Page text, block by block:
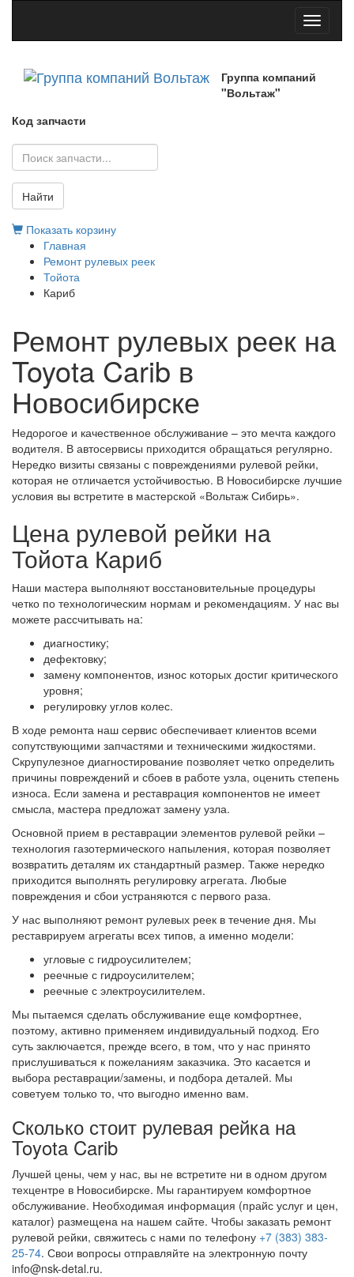
Toggle
Группа компаний
"Вольтаж"
Код запчасти
Найти
Показать корзину
Главная
Ремонт рулевых реек
Тойота
Кариб
Ремонт рулевых реек на
Toyota Carib в
Новосибирске
Недорогое и качественное обслуживание – это мечта каждого
водителя. В автосервисы приходится обращаться регулярно.
Нередко визиты связаны с повреждениями рулевой рейки,
которая не отличается устойчивостью. В Новосибирске лучшие
условия вы встретите в мастерской «Вольтаж Сибирь».
Цена рулевой рейки на
Тойота Кариб
Наши мастера выполняют восстановительные процедуры
четко по технологическим нормам и рекомендациям. У нас вы
можете рассчитывать на:
диагностику;
дефектовку;
замену компонентов, износ которых достиг критического
уровня;
регулировку углов колес.
В ходе ремонта наш сервис обеспечивает клиентов всеми
сопутствующими запчастями и техническими жидкостями.
Скрупулезное диагностирование позволяет четко определить
причины повреждений и сбоев в работе узла, оценить степень
износа. Если замена и реставрация компонентов не имеет
смысла, мастера предложат замену узла.
Основной прием в реставрации элементов рулевой рейки –
технология газотермического напыления, которая позволяет
возвратить деталям их стандартный размер. Также нередко
приходится выполнять регулировку агрегата. Любые
повреждения и сбои устраняются с первого раза.
У нас выполняют ремонт рулевых реек в течение дня. Мы
реставрируем агрегаты всех типов, а именно модели:
угловые с гидроусилителем;
реечные с гидроусилителем;
реечные с электроусилителем.
Мы пытаемся сделать обслуживание еще комфортнее,
поэтому, активно применяем индивидуальный подход. Его
суть заключается, прежде всего, в том, что у нас принято
прислушиваться к пожеланиям заказчика. Это касается и
выбора реставрации/замены, и подбора деталей. Мы
советуем только то, что выгодно именно вам.
Сколько стоит рулевая рейка на
Toyota Carib
Лучшей цены, чем у нас, вы не встретите ни в одном другом
техцентре в Новосибирске. Мы гарантируем комфортное
обслуживание. Необходимая информация (прайс услуг и цен,
каталог) размещена на нашем сайте. Чтобы заказать ремонт
рулевой рейки, свяжитесь с нами по телефону +7 (383) 383-
25-74. Свои вопросы отправляйте на электронную почту
info@nsk-detal.ru.